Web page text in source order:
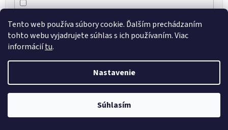
Tento web používa súbory cookie. Ďalším prechádzaním
tohto webu vyjadrujete súhlas s ich používaním. Viac
informáciítu.
Nastavenie
Súhlasím
Hnedý kartón - V&B (štandardné)
Počet kusov v sade
2 1